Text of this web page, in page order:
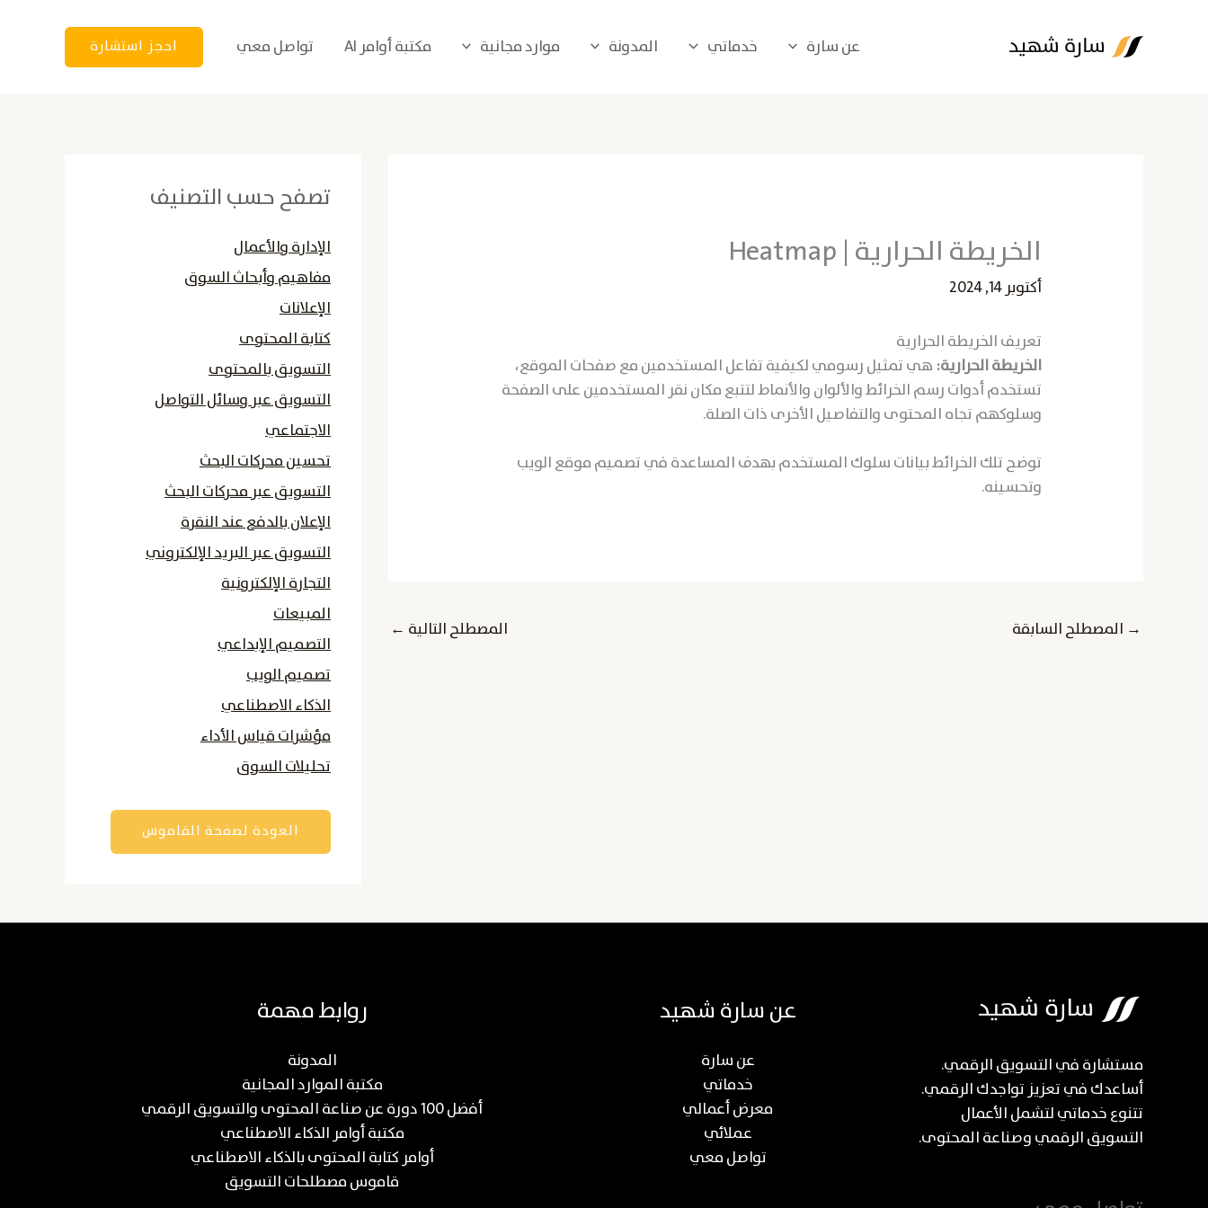
عن سارة خدماتي المدونة موارد مجانية مكتبة أوامر AI تواصل معي احجز استشارة
الخريطة الحرارية | Heatmap
أكتوبر 14, 2024
تعريف الخريطة الحرارية
الخريطة الحرارية: هي تمثيل رسومي لكيفية تفاعل المستخدمين مع صفحات الموقع،
تستخدم أدوات رسم الخرائط والألوان والأنماط لتتبع مكان نقر المستخدمين على الصفحة
وسلوكهم تجاه المحتوى والتفاصيل الأخرى ذات الصلة.
توضح تلك الخرائط بيانات سلوك المستخدم بهدف المساعدة في تصميم موقع الويب
وتحسينه.
→ المصطلح السابقة المصطلح التالية ←
تصفح حسب التصنيف
الإدارة والأعمال
مفاهيم وأبحاث السوق
الإعلانات
كتابة المحتوى
التسويق بالمحتوى
التسويق عبر وسائل التواصل
الاجتماعي
تحسين محركات البحث
التسويق عبر محركات البحث
الإعلان بالدفع عند النقرة
التسويق عبر البريد الإلكتروني
التجارة الإلكترونية
المبيعات
التصميم الإبداعي
تصميم الويب
الذكاء الاصطناعي
مؤشرات قياس الأداء
تحليلات السوق
العودة لصفحة القاموس
مستشارة في التسويق الرقمي.
أساعدك في تعزيز تواجدك الرقمي.
تتنوع خدماتي لتشمل الأعمال
التسويق الرقمي وصناعة المحتوى.
عن سارة شهيد
عن سارة
خدماتي
معرض أعمالي
عملائي
تواصل معي
روابط مهمة
المدونة
مكتبة الموارد المجانية
أفضل 100 دورة عن صناعة المحتوى والتسويق الرقمي
مكتبة أوامر الذكاء الاصطناعي
أوامر كتابة المحتوى بالذكاء الاصطناعي
قاموس مصطلحات التسويق